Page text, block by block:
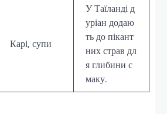
Карі, супи
У Таїланді д
уріан додаю
ть до пікант
них страв дл
я глибини с
маку.